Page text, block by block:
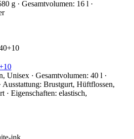
g · Gesamtvolumen: 16 l ·
Unisex · Gesamtvolumen: 40 l ·
Ausstattung: Brustgurt, Hüftflossen,
· Eigenschaften: elastisch,